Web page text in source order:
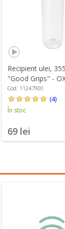
Recipient ulei,
"Good Grips" -
Cod: 11247900
(4)
În stoc
69 lei